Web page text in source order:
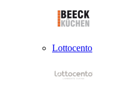
Lottocento